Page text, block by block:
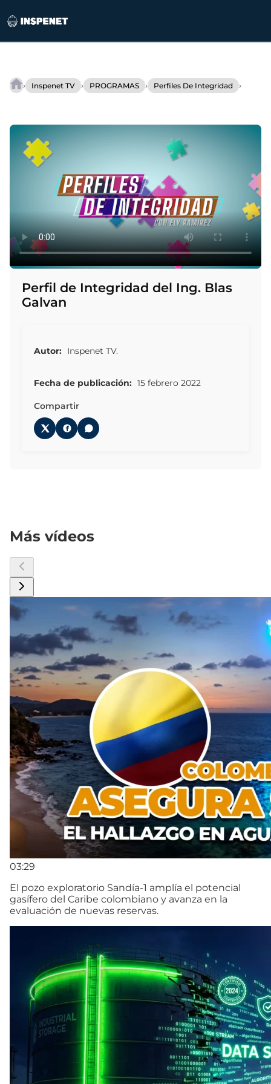
contenido
› Inspenet TV › PROGRAMAS › Perfiles De Integridad ›
Perfil
Ing.
Galvan
Perfil de Integridad del Ing. Blas
Galvan
Autor: Inspenet TV.
Fecha de publicación: 15 febrero 2022
Compartir
Más vídeos
03:29
El pozo exploratorio Sandía-1 amplía el potencial
gasífero del Caribe colombiano y avanza en la
evaluación de nuevas reservas.